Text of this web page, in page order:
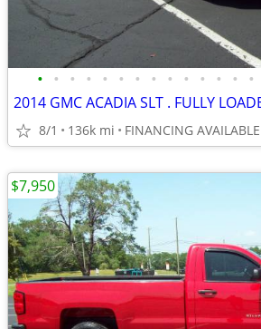
• • • • • • • • • • • • • •
8/1 136k mi FINANCING AVAILABLE
$7,950